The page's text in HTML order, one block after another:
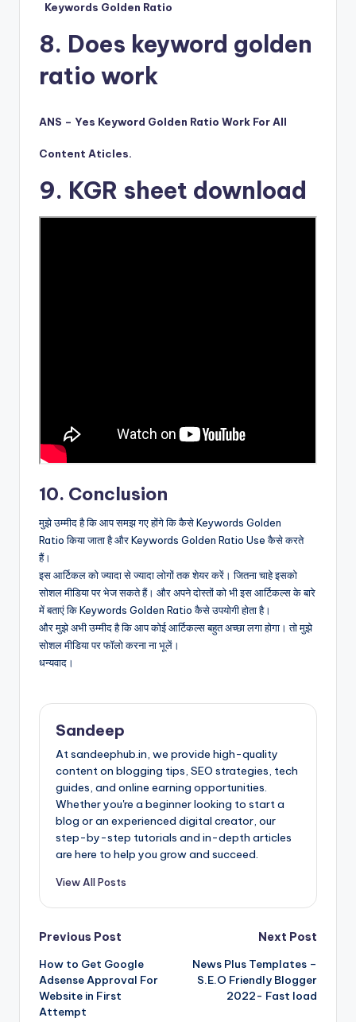
Keywords Golden Ratio
8. Does keyword golden
ratio work
ANS – Yes Keyword Golden Ratio Work For All
Content Aticles.
9. KGR sheet download
10. Conclusion
मुझे उम्मीद है कि आप समझ गए होंगे कि कैसे Keywords Golden
Ratio किया जाता है और Keywords Golden Ratio Use कैसे करते
हैं।
इस आर्टिकल को ज्यादा से ज्यादा लोगों तक शेयर करें। जितना चाहे इसको
सोशल मीडिया पर भेज सकते हैं। और अपने दोस्तों को भी इस आर्टिकल्स के बारे
में बताएं कि Keywords Golden Ratio कैसे उपयोगी होता है।
और मुझे अभी उम्मीद है कि आप कोई आर्टिकल्स बहुत अच्छा लगा होगा। तो मुझे
सोशल मीडिया पर फॉलो करना ना भूलें।
धन्यवाद।
Sandeep
At sandeephub.in, we provide high-quality
content on blogging tips, SEO strategies, tech
guides, and online earning opportunities.
Whether you're a beginner looking to start a
blog or an experienced digital creator, our
step-by-step tutorials and in-depth articles
are here to help you grow and succeed.
View All Posts
Post
navigation
Previous Post
How to Get Google
Adsense Approval For
Website in First
Attempt
Next Post
News Plus Templates –
S.E.O Friendly Blogger
2022- Fast load